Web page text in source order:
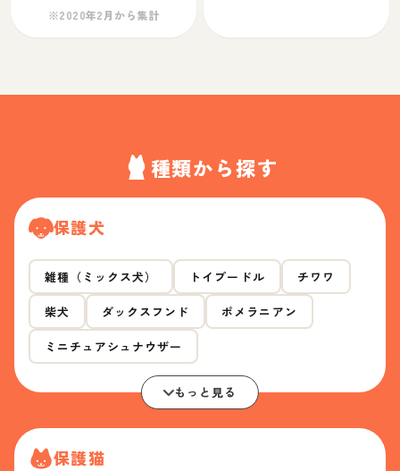
※2020年2月から集計
種類から探す
保護犬
雑種（ミックス犬） トイプードル チワワ
柴犬 ダックスフンド ポメラニアン
ミニチュアシュナウザー
もっと見る
保護猫